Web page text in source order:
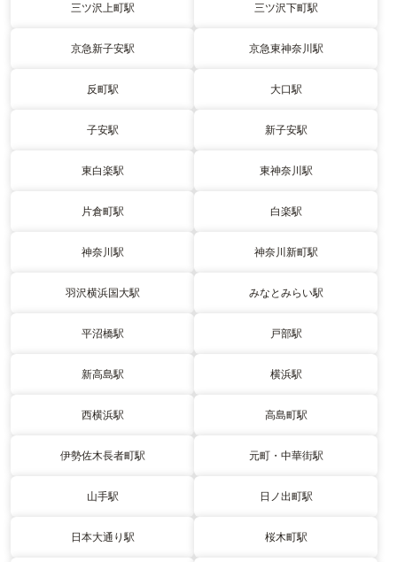
三ツ沢上町駅 三ツ沢下町駅
京急新子安駅 京急東神奈川駅
反町駅 大口駅
子安駅 新子安駅
東白楽駅 東神奈川駅
片倉町駅 白楽駅
神奈川駅 神奈川新町駅
羽沢横浜国大駅 みなとみらい駅
平沼橋駅 戸部駅
新高島駅 横浜駅
西横浜駅 高島町駅
伊勢佐木長者町駅 元町・中華街駅
山手駅 日ノ出町駅
日本大通り駅 桜木町駅